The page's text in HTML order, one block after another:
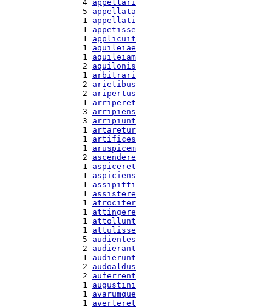
  4
appellari
  5
appellata
  1
appellati
  1
appetisse
  1
applicuit
  1
aquileiae
  1
aquileiam
  2
aquilonis
  1
arbitrari
  2
arietibus
  2
aripertus
  1
arriperet
  3
arripiens
  3
arripiunt
  1
artaretur
  1
artifices
  1
aruspicem
  2
ascendere
  1
aspiceret
  1
aspiciens
  1
assipitti
  1
assistere
  1
atrociter
  1
attingere
  1
attollunt
  1
attulisse
  5
audientes
  2
audierant
  1
audierunt
  2
audoaldus
  2
auferrent
  1
augustini
  1
avarumque
  1
averteret